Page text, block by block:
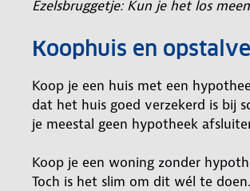
Ezelsbruggetje: Kun je het los
Koophuis en
Koop je een huis met een
dat het huis goed verzekerd is bij
je meestal geen hypotheek
Koop je een woning zonder
Toch is het slim om dit wél te